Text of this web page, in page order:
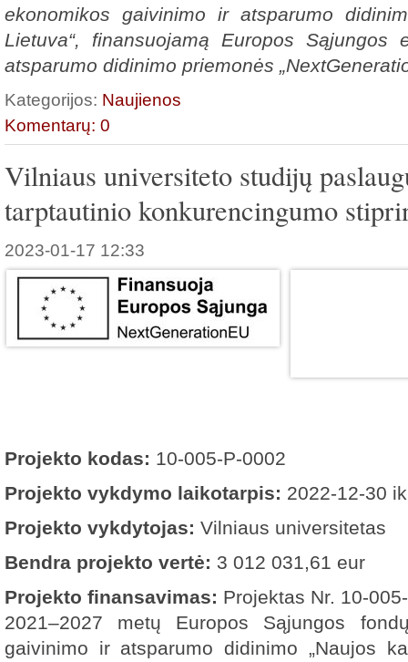
ekonomikos gaivinimo ir atsparumo
Lietuva“, finansuojamą Europos Sąjungos
atsparumo didinimo priemonės
Kategorijos: Naujienos
Komentarų: 0
Vilniaus universiteto studijų
tarptautinio konkurencingumo
2023-01-17 12:33
Projekto kodas: 10-005-P-0002
Projekto vykdymo laikotarpis: 2022-12-30
Projekto vykdytojas: Vilniaus universitetas
Bendra projekto vertė: 3 012 031,61 eur
Projekto finansavimas: Projektas Nr. 10-
2021‒2027 metų Europos Sąjungos
gaivinimo ir atsparumo didinimo „Naujos